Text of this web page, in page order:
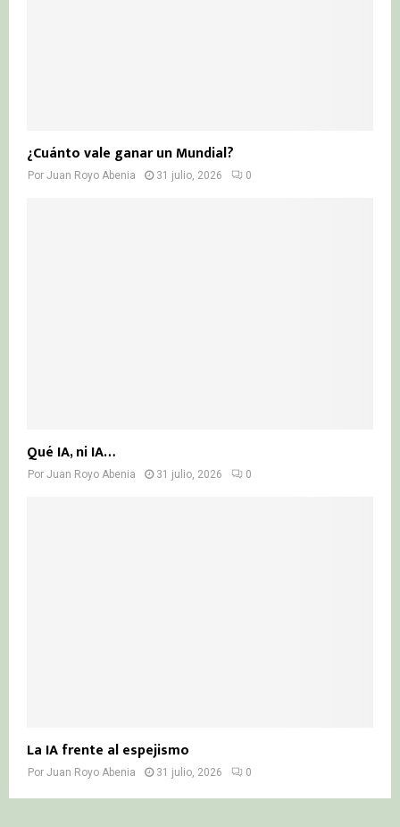
¿Cuánto vale ganar un Mundial?
Por Juan Royo Abenia 31 julio, 2026 0
Qué IA, ni IA…
Por Juan Royo Abenia 31 julio, 2026 0
La IA frente al espejismo
Por Juan Royo Abenia 31 julio, 2026 0